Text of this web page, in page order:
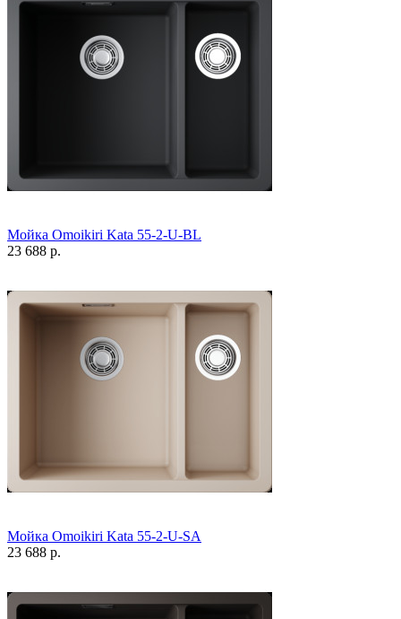
Мойка Omoikiri Kata 55-2-U-BL
23 688 р.
Мойка Omoikiri Kata 55-2-U-SA
23 688 р.